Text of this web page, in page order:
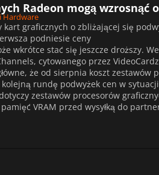
Radeon mogą wzrosnąć
Hardware
graficznych o zbliżającej się
podniesie ceny
wkrótce stać się jeszcze droższy.
cytowanego przez
że od sierpnia koszt zestawów
rundę podwyżek cen w
zestawów procesorów
VRAM przed wysyłką do